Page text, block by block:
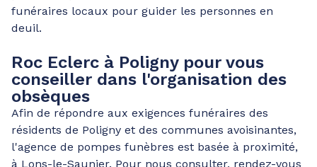
funéraires locaux pour guider les personnes en
deuil.
Roc Eclerc à Poligny pour vous
conseiller dans l'organisation des
obsèques
Afin de répondre aux exigences funéraires des
résidents de Poligny et des communes avoisinantes,
l'agence de pompes funèbres est basée à proximité,
à Lons-le-Saunier. Pour nous consulter, rendez-vous